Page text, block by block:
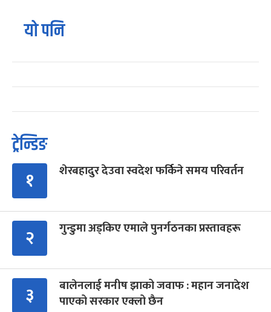
यो पनि
ट्रेन्डिङ
१ शेरबहादुर देउवा स्वदेश फर्किने समय परिवर्तन
२ गुन्डुमा अड्किए एमाले पुनर्गठनका प्रस्तावहरू
३
बालेनलाई मनीष झाको जवाफ : महान जनादेश
पाएको सरकार एक्लो छैन